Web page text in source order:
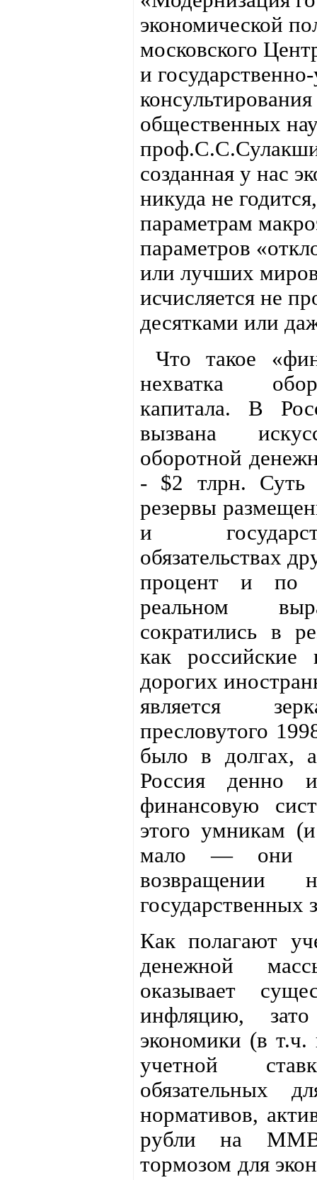
экономической
московского
и
общественных
созданная у нас
никуда не
параметрам
параметров
или лучших
исчисляется не
десятками или
Что такое
нехватка
капитала. В
вызвана
оборотной
- $2 тлрн. Суть
резервы
и
обязательствах
процент и по
реальном
сократились в
как российские
дорогих
является
пресловутого
было в долгах,
Россия денно
финансовую
этого умникам
мало — они
государственных
Как полагают
денежной
оказывает
инфляцию,
экономики (в т.ч.
учетной
обязательных
нормативов,
рубли на
тормозом для